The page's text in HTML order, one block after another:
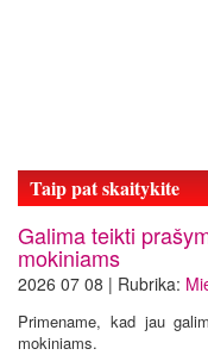
Taip pat skaitykite
Galima teikti
mokiniams
2026 07 08 | Rubrika:
Primename, kad jau
mokiniams.